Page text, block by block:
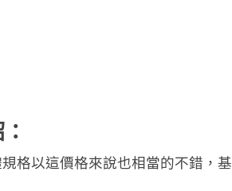
格以這價格來說也相當的不錯，基